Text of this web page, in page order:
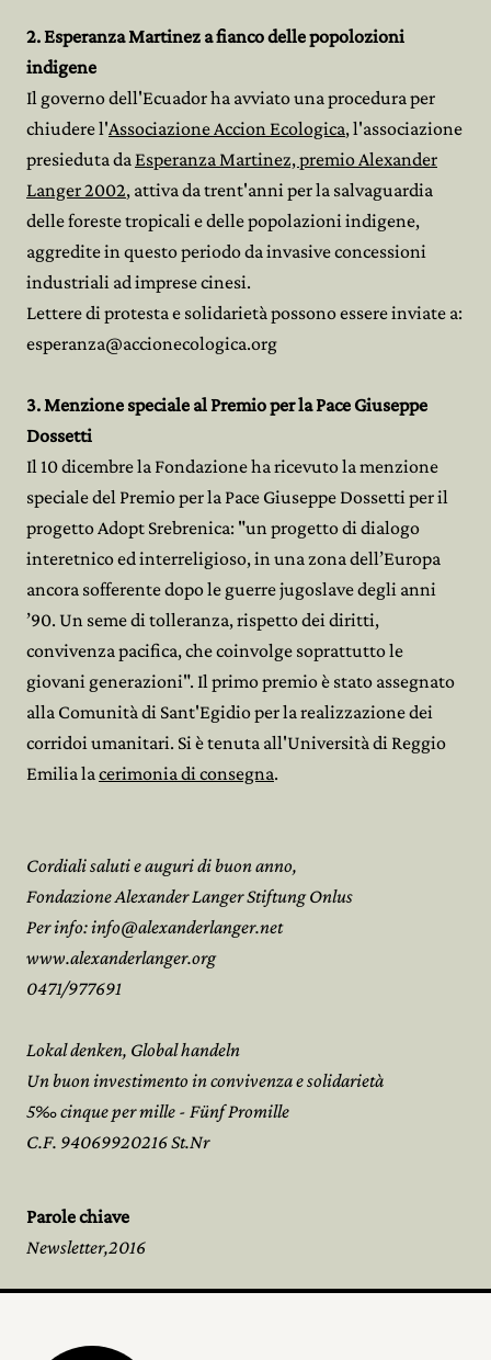
2. Esperanza Martinez a fianco delle popolozioni
indigene
Il governo dell'Ecuador ha avviato una procedura per
chiudere l'Associazione Accion Ecologica, l'associazione
presieduta daEsperanza Martinez, premio Alexander
Langer 2002, attiva da trent'anni per la salvaguardia
delle foreste tropicali e delle popolazioni indigene,
aggredite in questo periodo da invasive concessioni
industriali ad imprese cinesi.
Lettere di protesta e solidarietà possono essere inviate a:
esperanza@accionecologica.org
3. Menzione speciale al Premio per la Pace Giuseppe
Dossetti
Il 10 dicembre la Fondazione ha ricevuto la menzione
speciale del Premio per la Pace Giuseppe Dossetti per il
progetto Adopt Srebrenica: "un progetto di dialogo
interetnico ed interreligioso, in una zona dell’Europa
ancora sofferente dopo le guerre jugoslave degli anni
’90. Un seme di tolleranza, rispetto dei diritti,
convivenza pacifica, che coinvolge soprattutto le
giovani generazioni". Il primo premio è stato assegnato
alla Comunità di Sant'Egidio per la realizzazione dei
corridoi umanitari. Si è tenuta all'Università di Reggio
Emilia lacerimonia di consegna.
Cordiali saluti e auguri di buon anno,
Fondazione Alexander Langer Stiftung Onlus
Per info: info@alexanderlanger.net
www.alexanderlanger.org
0471/977691
Lokal denken, Global handeln
Un buon investimento in convivenza e solidarietà
5‰ cinque per mille - Fünf Promille
C.F. 94069920216 St.Nr
Parole chiave
Newsletter,2016